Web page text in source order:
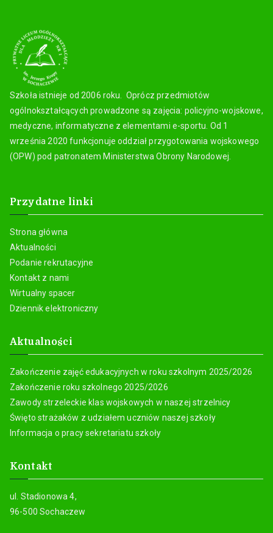
Szkoła istnieje od 2006 roku. Oprócz przedmiotów
ogólnokształcących prowadzone są zajęcia: policyjno-wojskowe,
medyczne, informatyczne z elementami e-sportu. Od 1
września 2020 funkcjonuje oddział przygotowania wojskowego
(OPW) pod patronatem Ministerstwa Obrony Narodowej.
Przydatne linki
Strona główna
Aktualności
Podanie rekrutacyjne
Kontakt z nami
Wirtualny spacer
Dziennik elektroniczny
Aktualności
Zakończenie zajęć edukacyjnych w roku szkolnym 2025/2026
Zakończenie roku szkolnego 2025/2026
Zawody strzeleckie klas wojskowych w naszej strzelnicy
Święto strażaków z udziałem uczniów naszej szkoły
Informacja o pracy sekretariatu szkoły
Kontakt
ul. Stadionowa 4,
96-500 Sochaczew